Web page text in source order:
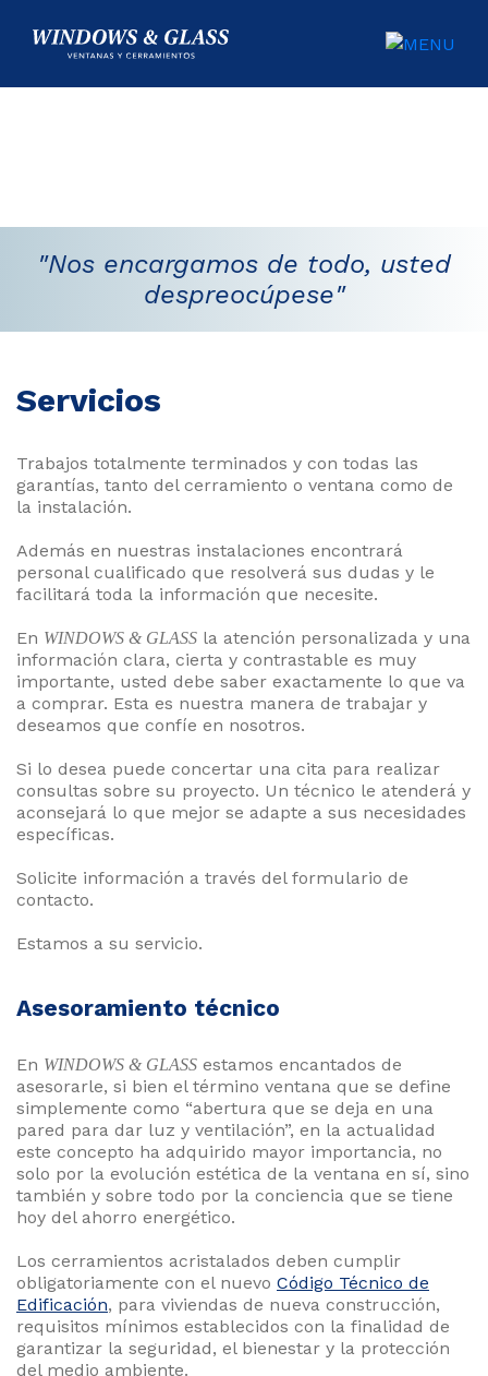
"Nos encargamos de todo, usted
despreocúpese"
Servicios
Trabajos totalmente terminados y con todas las
garantías, tanto del cerramiento o ventana como de
la instalación.
Además en nuestras instalaciones encontrará
personal cualificado que resolverá sus dudas y le
facilitará toda la información que necesite.
En WINDOWS & GLASS la atención personalizada y una
información clara, cierta y contrastable es muy
importante, usted debe saber exactamente lo que va
a comprar. Esta es nuestra manera de trabajar y
deseamos que confíe en nosotros.
Si lo desea puede concertar una cita para realizar
consultas sobre su proyecto. Un técnico le atenderá y
aconsejará lo que mejor se adapte a sus necesidades
específicas.
Solicite información a través del formulario de
contacto.
Estamos a su servicio.
Asesoramiento técnico
En WINDOWS & GLASS estamos encantados de
asesorarle, si bien el término ventana que se define
simplemente como “abertura que se deja en una
pared para dar luz y ventilación”, en la actualidad
este concepto ha adquirido mayor importancia, no
solo por la evolución estética de la ventana en sí, sino
también y sobre todo por la conciencia que se tiene
hoy del ahorro energético.
Los cerramientos acristalados deben cumplir
obligatoriamente con el nuevo Código Técnico de
Edificación, para viviendas de nueva construcción,
requisitos mínimos establecidos con la finalidad de
garantizar la seguridad, el bienestar y la protección
del medio ambiente.